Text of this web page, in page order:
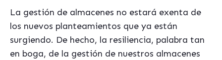
La gestión de almacenes no estará exenta de
los nuevos planteamientos que ya están
surgiendo. De hecho, la resiliencia, palabra tan
en boga, de la gestión de nuestros almacenes